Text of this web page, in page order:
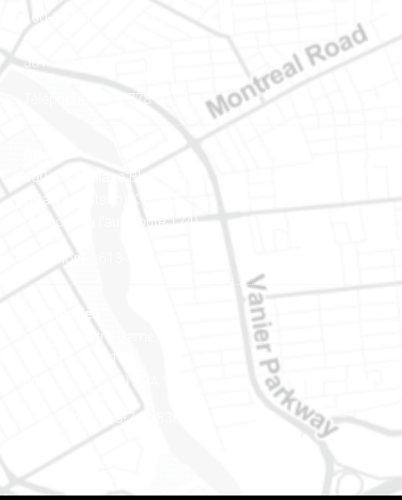
100-200, rue Montcalm
Gatineau (Québec)
J8Y 3B5
Téléphone : 819-778-2428
400-1420, place Blair Towers
Ottawa (Ontario) K1J 9L8
(Adjacent à l’autoroute 174)
Téléphone : 613-745-8387
Est ontarien
888, rue Notre-Dame
Case postale 101
Embrun (Ontario) K0A 1W1
Téléphone : 613-745-8387